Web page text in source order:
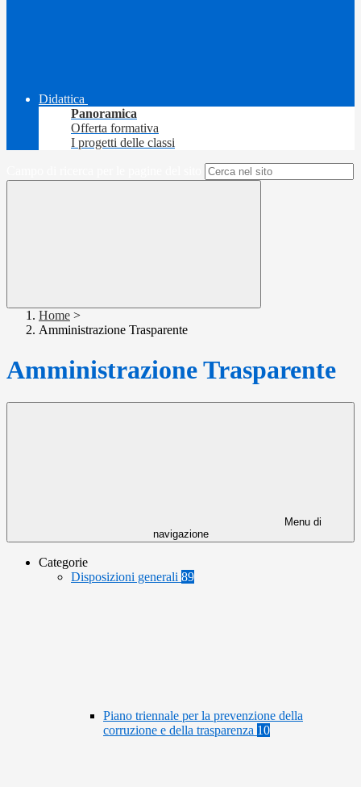
Didattica
Panoramica
Offerta formativa
I progetti delle classi
Home >
Amministrazione Trasparente
Amministrazione Trasparente
Menu di
navigazione
Categorie
Disposizioni generali 89
Piano triennale per la prevenzione della
corruzione e della trasparenza 10